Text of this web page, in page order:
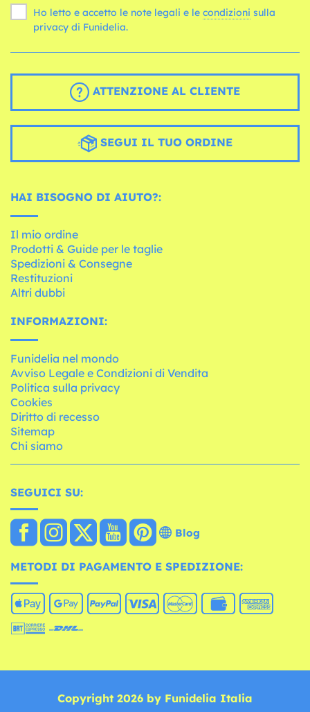
Ho letto e accetto le note legali e le condizioni
privacy di Funidelia.
ATTENZIONE AL CLIENTE
SEGUI IL TUO ORDINE
HAI BISOGNO DI AIUTO?:
Il mio ordine
Prodotti & Guide per le taglie
Spedizioni & Consegne
Restituzioni
Altri dubbi
INFORMAZIONI:
Funidelia nel mondo
Avviso Legale e Condizioni di Vendita
Politica sulla privacy
Cookies
Diritto di recesso
Sitemap
Chi siamo
SEGUICI SU:
Blog
METODI DI PAGAMENTO E SPEDIZIONE:
Copyright 2026 by Funidelia Italia